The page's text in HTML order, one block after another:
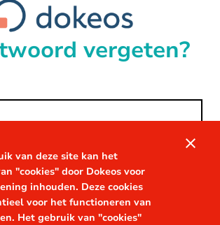
vergeten?
Login
van deze site kan het
"cookies" door Dokeos voor
inhouden. Deze cookies
voor het functioneren van
Het gebruik van "cookies"
close